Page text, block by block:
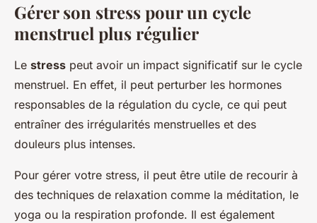
Gérer son stress pour un cycle
menstruel plus régulier
Le stress peut avoir un impact significatif sur le cycle
menstruel. En effet, il peut perturber les hormones
responsables de la régulation du cycle, ce qui peut
entraîner des irrégularités menstruelles et des
douleurs plus intenses.
Pour gérer votre stress, il peut être utile de recourir à
des techniques de relaxation comme la méditation, le
yoga ou la respiration profonde. Il est également